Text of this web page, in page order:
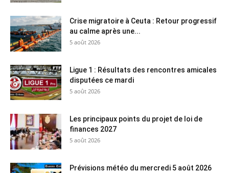
Crise migratoire à Ceuta : Retour progressif
au calme après une...
5 août 2026
Ligue 1 : Résultats des rencontres amicales
disputées ce mardi
5 août 2026
Les principaux points du projet de loi de
finances 2027
5 août 2026
Prévisions météo du mercredi 5 août 2026